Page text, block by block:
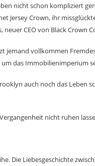
nicht schon kompliziert
Jersey Crown, ihr
CEO von Black Crown
jemand vollkommen
das Immobilienimperium
auch noch das Leben
nicht ruhen
Die Liebesgeschichte